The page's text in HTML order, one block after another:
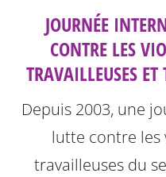
JOURNÉE
CONTRE LES
TRAVAILLEUSES
Depuis 2003, une
lutte contre les
travailleuses du